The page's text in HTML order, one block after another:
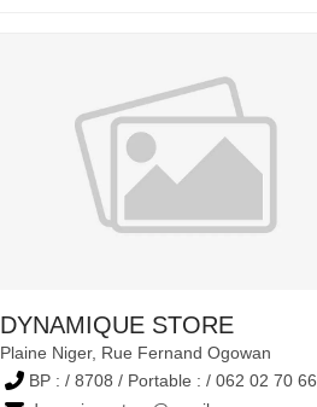
DYNAMIQUE STORE
Plaine Niger, Rue Fernand Ogowan
BP : / 8708 / Portable : / 062 02 70 66